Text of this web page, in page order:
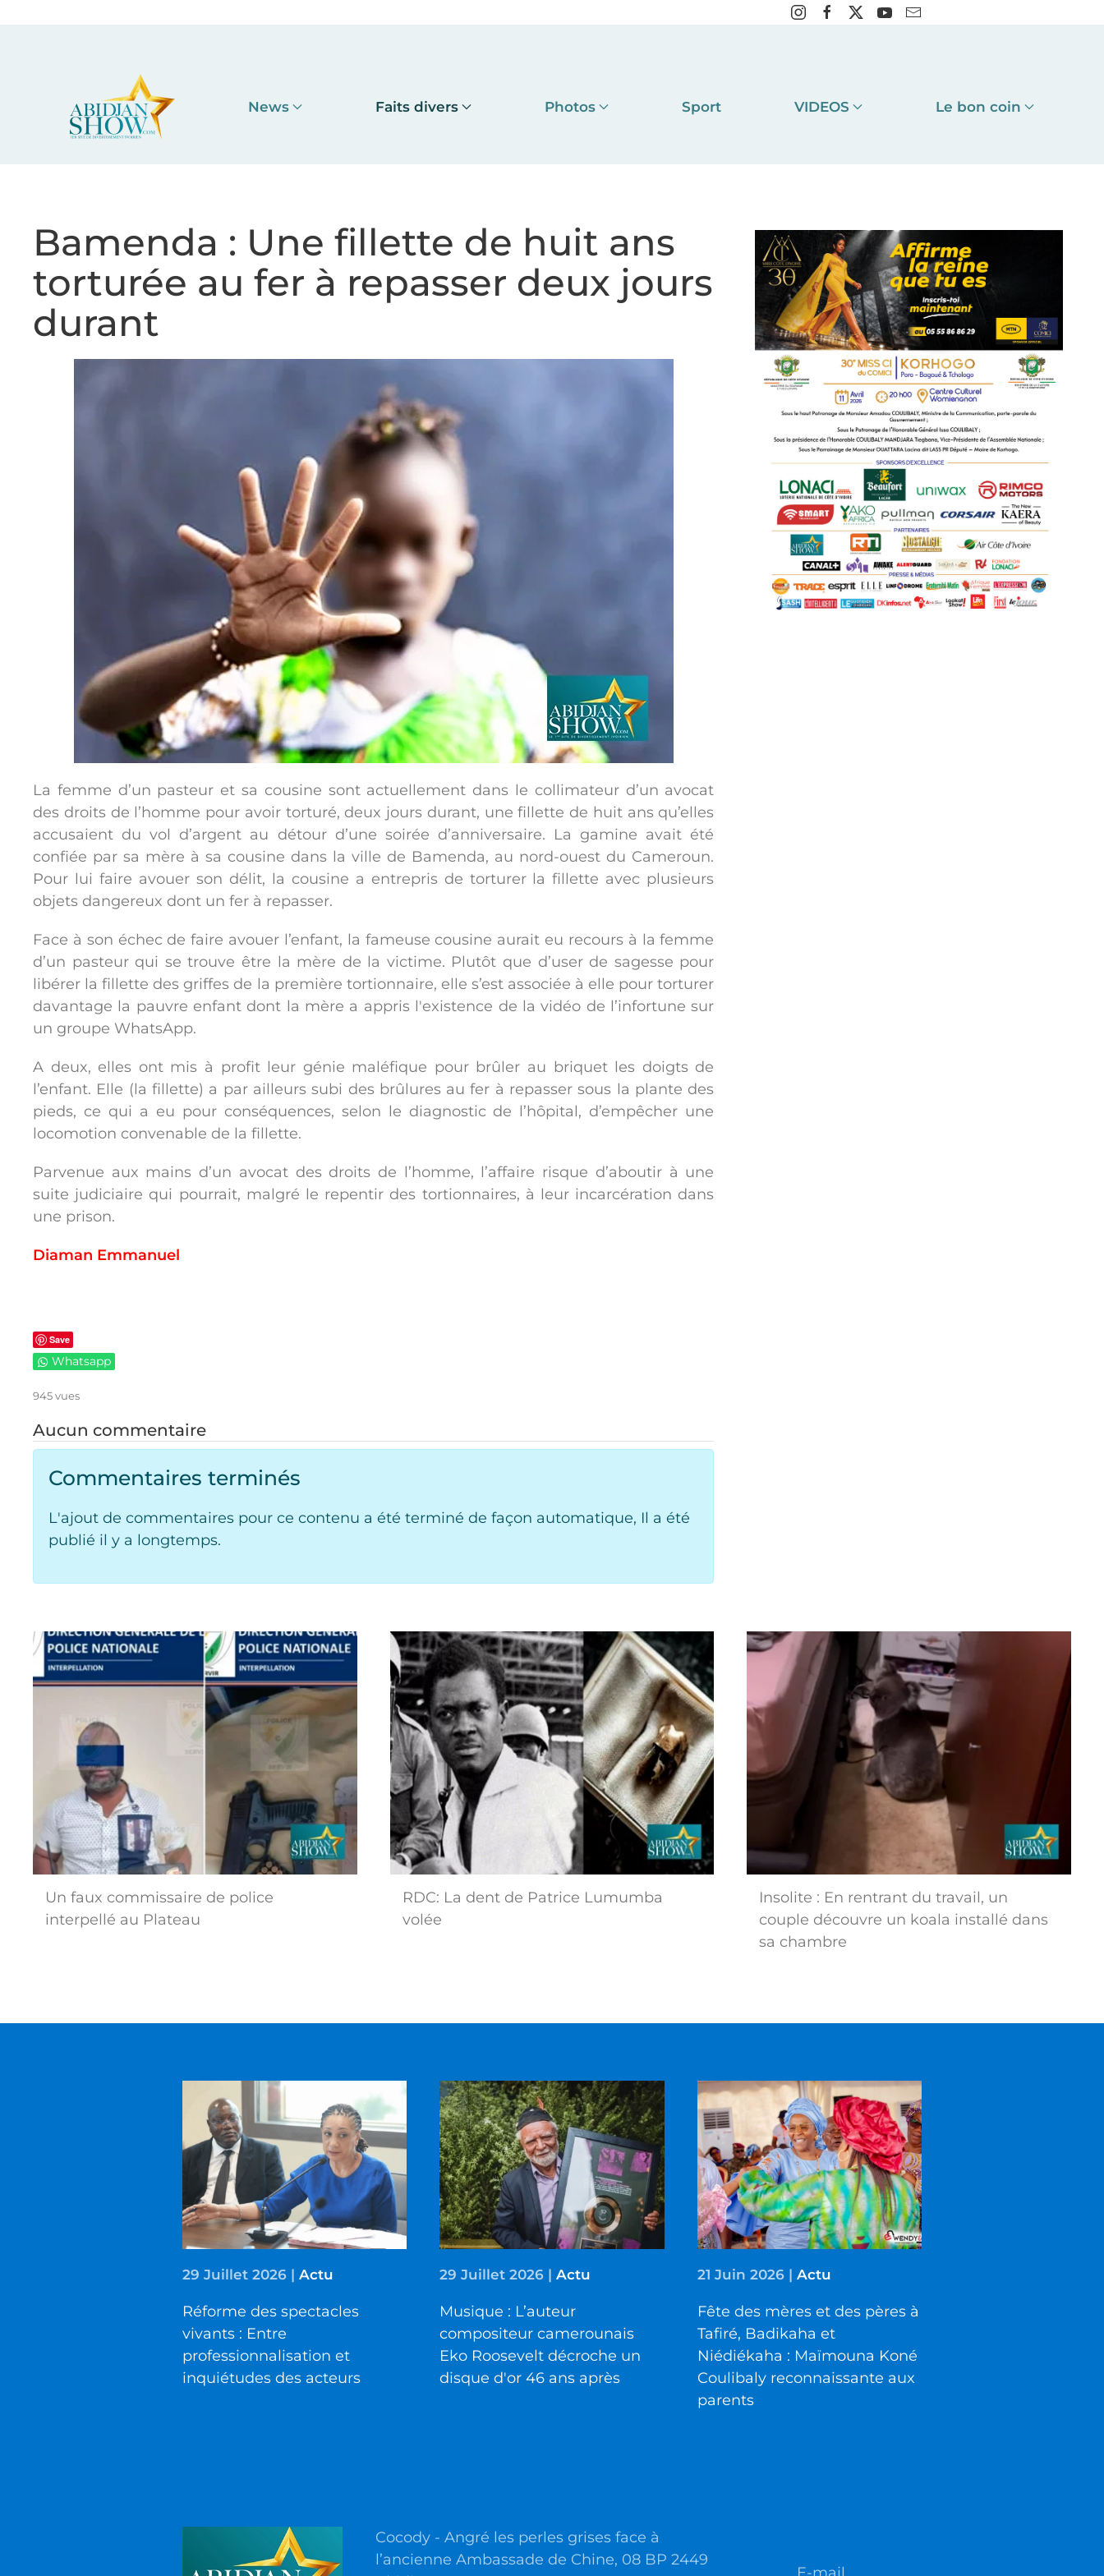
News Faits divers Photos Sport VIDEOS Le bon coin
Bamenda : Une fillette de huit ans
torturée au fer à repasser deux jours
durant
La femme d’un pasteur et sa cousine sont actuellement dans le collimateur d’un avocat
des droits de l’homme pour avoir torturé, deux jours durant, une fillette de huit ans qu’elles
accusaient du vol d’argent au détour d’une soirée d’anniversaire. La gamine avait été
confiée par sa mère à sa cousine dans la ville de Bamenda, au nord-ouest du Cameroun.
Pour lui faire avouer son délit, la cousine a entrepris de torturer la fillette avec plusieurs
objets dangereux dont un fer à repasser.
Face à son échec de faire avouer l’enfant, la fameuse cousine aurait eu recours à la femme
d’un pasteur qui se trouve être la mère de la victime. Plutôt que d’user de sagesse pour
libérer la fillette des griffes de la première tortionnaire, elle s’est associée à elle pour torturer
davantage la pauvre enfant dont la mère a appris l'existence de la vidéo de l’infortune sur
un groupe WhatsApp.
A deux, elles ont mis à profit leur génie maléfique pour brûler au briquet les doigts de
l’enfant. Elle (la fillette) a par ailleurs subi des brûlures au fer à repasser sous la plante des
pieds, ce qui a eu pour conséquences, selon le diagnostic de l’hôpital, d’empêcher une
locomotion convenable de la fillette.
Parvenue aux mains d’un avocat des droits de l’homme, l’affaire risque d’aboutir à une
suite judiciaire qui pourrait, malgré le repentir des tortionnaires, à leur incarcération dans
une prison.
Diaman Emmanuel
Save
Whatsapp
945 vues
Aucun commentaire
Commentaires terminés
L'ajout de commentaires pour ce contenu a été terminé de façon automatique, Il a été
publié il y a longtemps.
Un faux commissaire de police
interpellé au Plateau
RDC: La dent de Patrice Lumumba
volée
Insolite : En rentrant du travail, un
couple découvre un koala installé dans
sa chambre
29 Juillet 2026 | Actu
Réforme des spectacles
vivants : Entre
professionnalisation et
inquiétudes des acteurs
29 Juillet 2026 |Actu
Musique : L’auteur
compositeur camerounais
Eko Roosevelt décroche un
disque d'or 46 ans après
21 Juin 2026| Actu
Fête des mères et des pères à
Tafiré, Badikaha et
Niédiékaha : Maïmouna Koné
Coulibaly reconnaissante aux
parents
Cocody - Angré les perles grises face à
l’ancienne Ambassade de Chine, 08 BP 2449